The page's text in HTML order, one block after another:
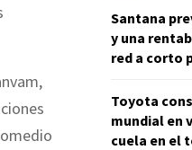
Santana
y una
red a corto
Toyota
mundial en
cuela en el